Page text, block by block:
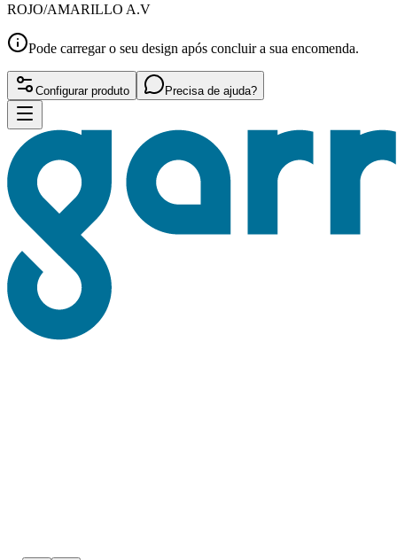
ROJO/AMARILLO A.V
Pode carregar o seu design após concluir a sua encomenda.
Configurar produto Precisa de ajuda?